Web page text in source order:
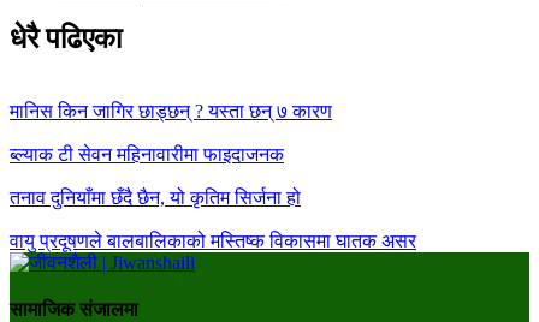
धेरै पढिएका
मानिस किन जागिर छाड्छन् ? यस्ता छन् ७ कारण
ब्ल्याक टी सेवन महिनावारीमा फाइदाजनक
तनाव दुनियाँमा छँदै छैन, यो कृतिम सिर्जना हो
वायु प्रदूषणले बालबालिकाको मस्तिष्क विकासमा घातक असर
सामाजिक संजालमा